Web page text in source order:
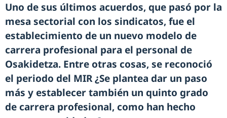
Uno de sus últimos acuerdos, que pasó por la
mesa sectorial con los sindicatos, fue el
establecimiento de un nuevo modelo de
carrera profesional para el personal de
Osakidetza. Entre otras cosas, se reconoció
el periodo del MIR ¿Se plantea dar un paso
más y establecer también un quinto grado
de carrera profesional, como han hecho